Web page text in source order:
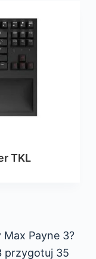
TKL
Payne 3?
przygotuj 35